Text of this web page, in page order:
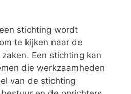
stichting wordt
te kijken naar de
Een stichting kan
die werkzaamheden
van de stichting